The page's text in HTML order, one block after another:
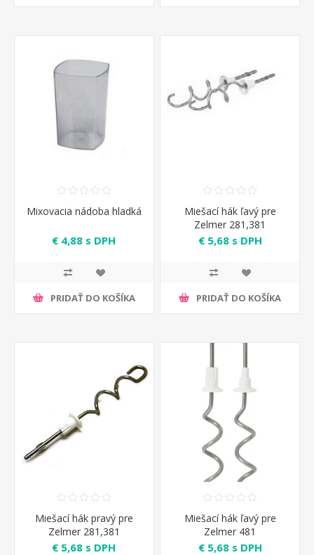
Mixovacia nádoba hladká
€ 4,88 s DPH
PRIDAŤ DO KOŠÍKA
Miešací hák ľavý pre
Zelmer 281,381
€ 5,68 s DPH
PRIDAŤ DO KOŠÍKA
Miešací hák pravý pre
Zelmer 281,381
€ 5,68 s DPH
Miešací hák ľavý pre
Zelmer 481
€ 5,68 s DPH